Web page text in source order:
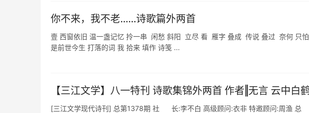
你不来，我不老……诗歌篇外两首
壹 西窗依旧 温一盏记忆 拎一串 闲愁 斜阳 立尽 看 雁字 叠成 传说 叠过 奈何 只
是前世今生 打落的词 我 拾来 填作 诗笺 ...
【三江文学】八一特刊 诗歌集锦外两首 作者‖无言 云中白
[三江文学现代诗刊] 总第1378期 社 长:李不白 高级顾问:衣非 特邀顾问:周渔